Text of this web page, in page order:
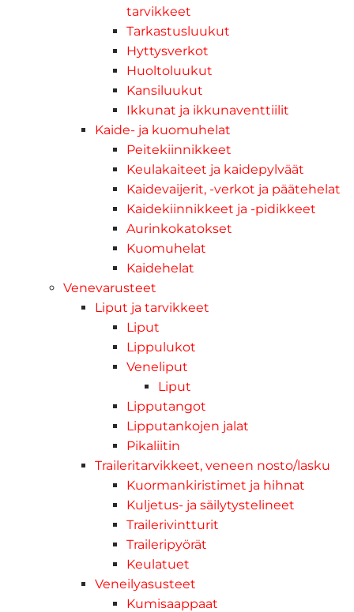
tarvikkeet
Tarkastusluukut
Hyttysverkot
Huoltoluukut
Kansiluukut
Ikkunat ja ikkunaventtiilit
Kaide- ja kuomuhelat
Peitekiinnikkeet
Keulakaiteet ja kaidepylväät
Kaidevaijerit, -verkot ja päätehelat
Kaidekiinnikkeet ja -pidikkeet
Aurinkokatokset
Kuomuhelat
Kaidehelat
Venevarusteet
Liput ja tarvikkeet
Liput
Lippulukot
Veneliput
Liput
Lipputangot
Lipputankojen jalat
Pikaliitin
Traileritarvikkeet, veneen nosto/lasku
Kuormankiristimet ja hihnat
Kuljetus- ja säilytystelineet
Trailerivintturit
Traileripyörät
Keulatuet
Veneilyasusteet
Kumisaappaat